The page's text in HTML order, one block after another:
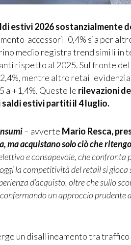
estivi 2026 sostanzialmente
accessori -0,4% sia per
medio registra trend simili in
rispetto al 2025. Sul fronte
mentre altro retail evidenzia
a +1,4%. Queste le rilevazioni
saldi estivi partiti il 4 luglio.
– avverte Mario Resca,
ma acquistano solo ciò che
e consapevole, che confronta
la competitività del retail si gioca
d’acquisto, oltre che sullo
un approccio prudente
un disallineamento tra traffico